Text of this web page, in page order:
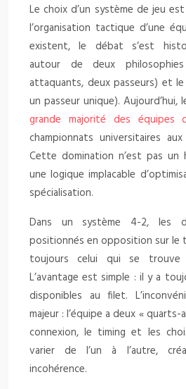
Le choix d’un système de jeu
l’organisation tactique d’une
existent, le débat s’est
autour de deux
attaquants, deux passeurs) et
un passeur unique).
grande majorité des équipes
championnats universitaires
Cette domination n’est pas un
une logique implacable
spécialisation.
Dans un système 4-2, les
positionnés en opposition sur le
toujours celui qui se
L’avantage est simple : il y a
disponibles au filet.
majeur : l’équipe a deux «
connexion, le timing et les
varier de l’un à l’autre,
incohérence.